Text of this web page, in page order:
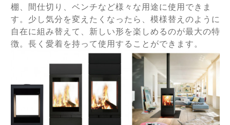
棚、間仕切り、ベンチなど様々な用途に使用できま
す。 少し気分を変えたくなったら、模様替えのように
自在に組み替えて、新しい形を楽 しめるのが最大の特
徴。長く愛着を持って使用することができます。